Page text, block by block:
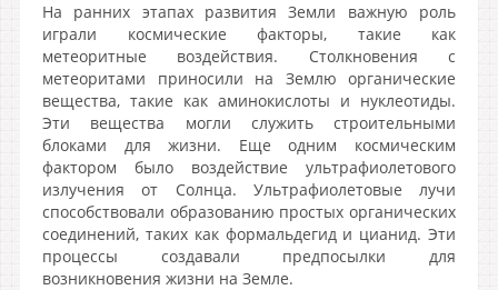
На ранних этапах развития Земли важную роль
играли космические факторы, такие как
метеоритные воздействия. Столкновения с
метеоритами приносили на Землю органические
вещества, такие как аминокислоты и нуклеотиды.
Эти вещества могли служить строительными
блоками для жизни. Еще одним космическим
фактором было воздействие ультрафиолетового
излучения от Солнца. Ультрафиолетовые лучи
способствовали образованию простых органических
соединений, таких как формальдегид и цианид. Эти
процессы создавали предпосылки для
возникновения жизни на Земле.